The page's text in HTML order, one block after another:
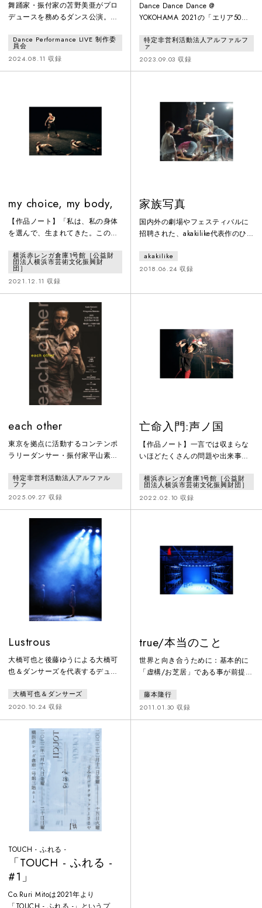
#10 10th Anniversary
舞踊家・振付家の苫野美亜がプロ
デュースを務めるダンス公演。バ
ンシパル平田桃子が渡辺レイの新
作を踊り、ウィーン国立バレエ団
プリンシパルの橋本清香と木本全
踏カンパニー・山海塾で活躍する
松岡大の極限の身体表現美など、
多彩なダンサーと音楽家が共演す
る贅沢なパフォーマン
Dance Performance LIVE 制作委
員会
2024.08.11 収録
Dance Dance Dance @
YOKOHAMA 2021の「エリア50
平山素子のソロダンス『J.S.バッハ
作曲“フーガの技法”1.2.6.9番によ
るダンス』が、スケールアップし
を展開する、片山柊（愛知公
演）、佐藤浩一（横浜公演）とい
う2人の若手ピアニストを迎え、ダ
ンスと音楽で『フーガの技法』と
特定非営利活動法人アルファルフ
ァ
2023.09.03 収録
my choice, my body,
【作品ノート】「私は、私の身体
を選んで、生まれてきた。この身
体で経験することを選んだ。そし
て、私はこの身体をどうするか、
この身体とともにどう生きていく
かを、自由に選ぶことができ
る。」もし、そう思えたら、あな
たはあなたの人生の全てを愛する
ことができますか？あなたの人生
と、私の人生に、愛を込めて。
横浜赤レンガ倉庫1号館［公益財
団法人横浜市芸術文化振興財
団］
2021.12.11 収録
家族写真
国内外の劇場やフェスティバルに
招聘された、akakilike代表作のひ
企画として制作された。生命保険
について語り続ける「父」と、そ
たち。「兄」のような写真家は
れることの難しさ、その構造の儚
さ、そして成長することの残酷さ
を演劇／写真／ダンスの境界線を
行き来しながら浮かびあがらせ
akakilike
2018.06.24 収録
each other
東京を拠点に活動するコンテンポ
ラリーダンサー・振付家平山素子
るダンサー・振付家の工藤聡によ
る、国際共同ダンスプロジェクト
かつて同じ教室で時を過ごした 2
みを重ね、いま再び舞台で出会
特定非営利活動法人アルファル
ファ
2025.09.27 収録
亡命入門:声ノ国
【作品ノート】一言では収まらな
いほどたくさんの問題や出来事が
世界でコロナウイルスが猛威をふ
るい、ストレスや意見の違いが表
面化し、分断や差別、ヘイト、ハ
ています。2019年に受賞した前作
「亡命入門: 夢ノ国」は、差別意
識と分断、コンテンポラリーダン
ス界の自明性 など、所謂「
横浜赤レンガ倉庫1号館［公益財
団法人横浜市芸術文化振興財団］
2022.02.10 収録
Lustrous
大橋可也と後藤ゆうによる大橋可
也＆ダンサーズを代表するデュオ
にて初演。2020年10月には映像に
吉開菜央を加え進化したバージョ
ンを横浜赤レンガ倉庫にて上演し
大橋可也＆ダンサーズ
2020.10.24 収録
true/本当のこと
世界と向き合うために：基本的に
「虚構/お芝居」である事が前提の
のこと』というパフォーマンス
は、何が嘘で何が真実かという話
ではありません。知らぬ間に自分
藤本隆行
2011.01.30 収録
TOUCH - ふれる -
「TOUCH - ふれる -
#1」
Co.Ruri Mitoは2021年より